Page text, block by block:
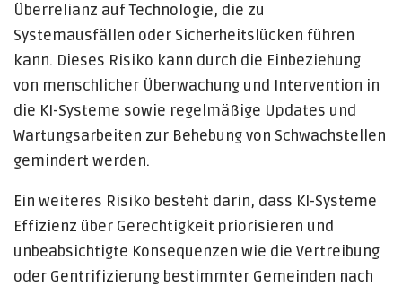
Überrelianz auf Technologie, die zu
Systemausfällen oder Sicherheitslücken führen
kann. Dieses Risiko kann durch die Einbeziehung
von menschlicher Überwachung und Intervention in
die KI-Systeme sowie regelmäßige Updates und
Wartungsarbeiten zur Behebung von Schwachstellen
gemindert werden.
Ein weiteres Risiko besteht darin, dass KI-Systeme
Effizienz über Gerechtigkeit priorisieren und
unbeabsichtigte Konsequenzen wie die Vertreibung
oder Gentrifizierung bestimmter Gemeinden nach